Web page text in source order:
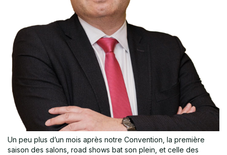
Un peu plus d’un mois après notre Convention, la première
saison des salons, road shows bat son plein, et celle des